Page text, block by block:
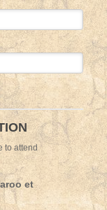
to attend
et